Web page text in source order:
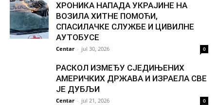
ХРОНИКА НАПАДА УКРАЈИНЕ НА
ВОЗИЛА ХИТНЕ ПОМОЋИ,
СПАСИЛАЧКЕ СЛУЖБЕ И ЦИВИЛНЕ
АУТОБУСЕ
Centar - jul 30, 2026 0
РАСКОЛ ИЗМЕЂУ СЈЕДИЊЕНИХ
АМЕРИЧКИХ ДРЖАВА И ИЗРАЕЛА СВЕ
ЈЕ ДУБЉИ
Centar - jul 21, 2026 0